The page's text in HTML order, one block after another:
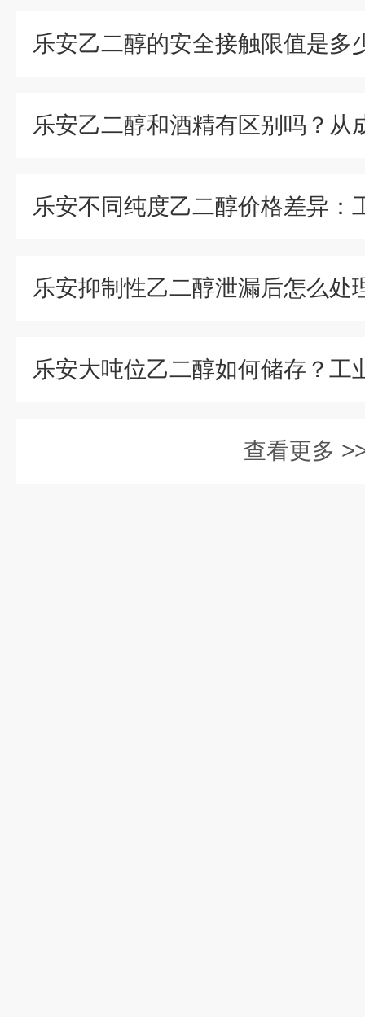
查看更多